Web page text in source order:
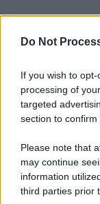
Do Not
If you wish to
processing of
targeted
section to confirm
Please note that
may continue
information
third parties prior